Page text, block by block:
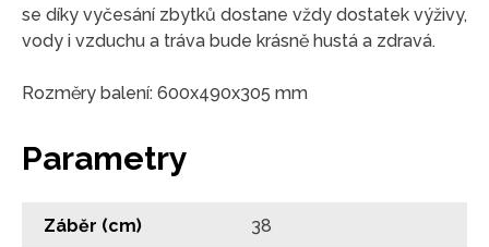
se díky vyčesání zbytků dostane vždy dostatek výživy,
vody i vzduchu a tráva bude krásně hustá a zdravá.
Rozměry balení: 600x490x305 mm
Parametry
Záběr (cm) 38